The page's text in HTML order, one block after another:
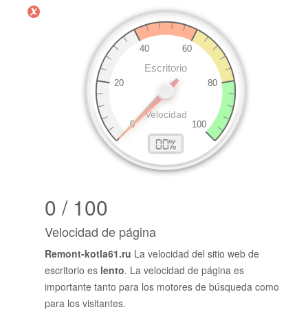
0 / 100
Velocidad de página
Remont-kotla61.ru La velocidad del sitio web de
escritorio es lento. La velocidad de página es
importante tanto para los motores de búsqueda como
para los visitantes.